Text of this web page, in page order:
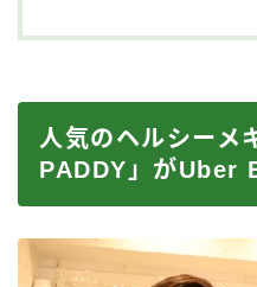
人気のヘルシーメ
PADDY」がUber